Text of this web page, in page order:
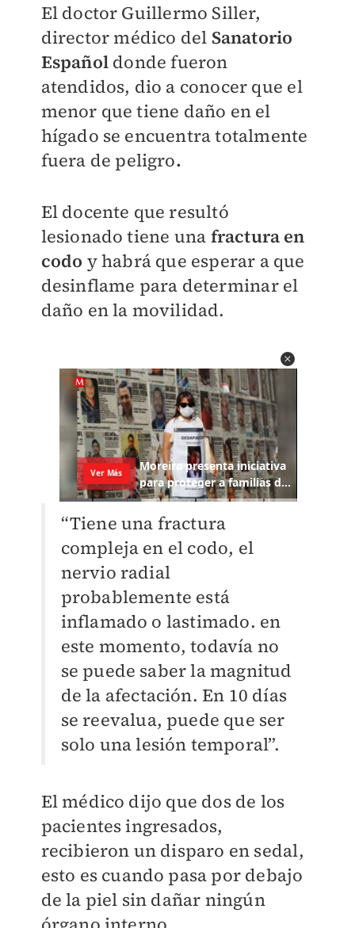
​El doctor Guillermo Siller,
director médico del Sanatorio
Español donde fueron
atendidos, dio a conocer que el
menor que tiene daño en el
hígado se encuentra totalmente
fuera de peligro.
El docente que resultó
lesionado tiene una fractura en
codo y habrá que esperar a que
desinflame para determinar el
daño en la movilidad.
“Tiene una fractura
compleja en el codo, el
nervio radial
probablemente está
inflamado o lastimado. en
este momento, todavía no
se puede saber la magnitud
de la afectación. En 10 días
se reevalua, puede que ser
solo una lesión temporal”.
El médico dijo que dos de los
pacientes ingresados,
recibieron un disparo en sedal,
esto es cuando pasa por debajo
de la piel sin dañar ningún